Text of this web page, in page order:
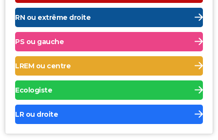
RN ou extrême droite
PS ou gauche
LREM ou centre
Ecologiste
LR ou droite